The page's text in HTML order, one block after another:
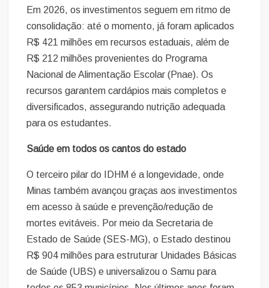
Em 2026, os investimentos seguem em ritmo de
consolidação: até o momento, já foram aplicados
R$ 421 milhões em recursos estaduais, além de
R$ 212 milhões provenientes do Programa
Nacional de Alimentação Escolar (Pnae). Os
recursos garantem cardápios mais completos e
diversificados, assegurando nutrição adequada
para os estudantes.
Saúde em todos os cantos do estado
O terceiro pilar do IDHM é a longevidade, onde
Minas também avançou graças aos investimentos
em acesso à saúde e prevenção/redução de
mortes evitáveis. Por meio da Secretaria de
Estado de Saúde (SES-MG), o Estado destinou
R$ 904 milhões para estruturar Unidades Básicas
de Saúde (UBS) e universalizou o Samu para